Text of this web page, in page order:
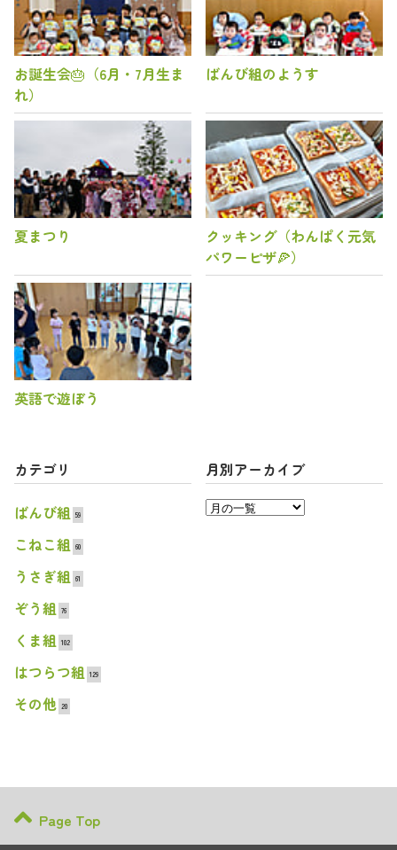
お誕生会🎂（6月・7月生ま
れ）
ばんび組のようす
夏まつり
クッキング（わんぱく元気
パワーピザ🍕）
英語で遊ぼう
カテゴリ
ばんび組 59
こねこ組 60
うさぎ組 61
ぞう組 76
くま組 102
はつらつ組 129
その他 20
月別アーカイブ
Page Top